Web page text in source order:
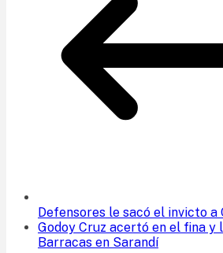
Defensores le sacó el invicto a
Godoy Cruz acertó en el fina y
Barracas en Sarandí